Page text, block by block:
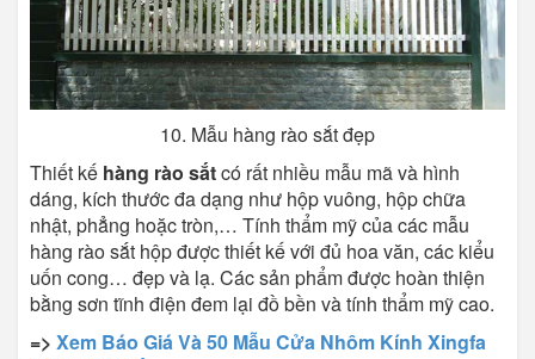
10. Mẫu hàng rào sắt đẹp
Thiết kế hàng rào sắtcó rất nhiều mẫu mã và hình
dáng, kích thước đa dạng như hộp vuông, hộp chữa
nhật, phẳng hoặc tròn,… Tính thẩm mỹ của các mẫu
hàng rào sắt hộp được thiết kế với đủ hoa văn, các kiểu
uốn cong… đẹp và lạ. Các sản phẩm được hoàn thiện
bằng sơn tĩnh điện đem lại đồ bền và tính thẩm mỹ cao.
=> Xem Báo Giá Và 50 Mẫu Cửa Nhôm Kính Xingfa